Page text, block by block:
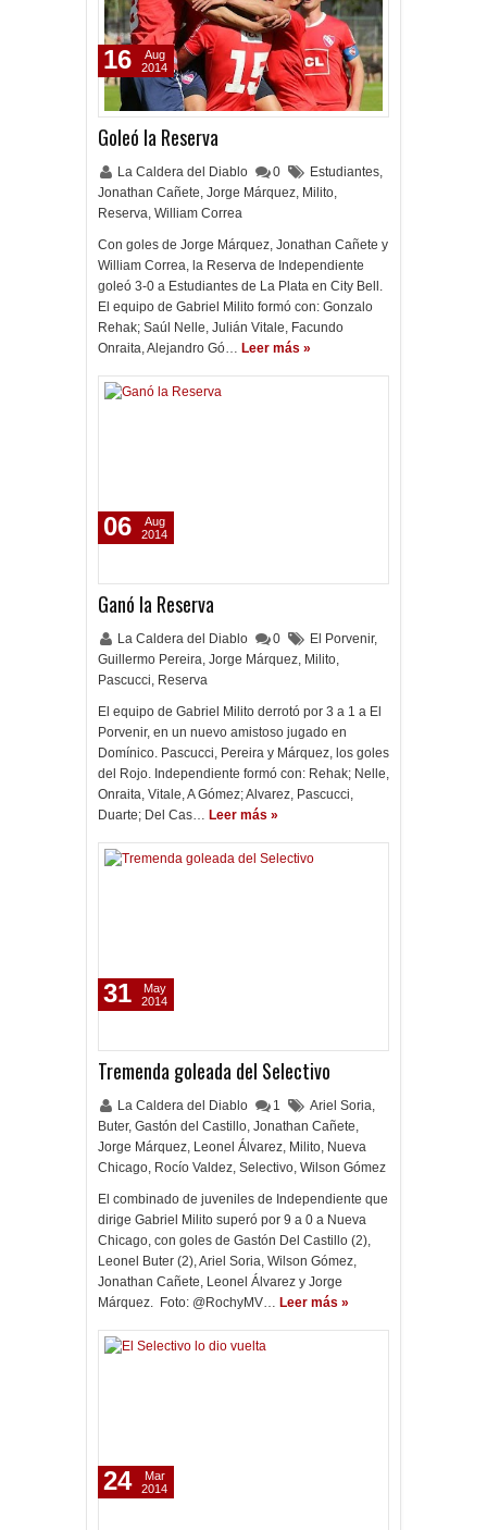
Goleó la Reserva
La Caldera del Diablo 0 Estudiantes,
Jonathan Cañete, Jorge Márquez, Milito,
Reserva, William Correa
Con goles de Jorge Márquez, Jonathan Cañete y
William Correa, la Reserva de Independiente
goleó 3-0 a Estudiantes de La Plata en City Bell.
El equipo de Gabriel Milito formó con: Gonzalo
Rehak; Saúl Nelle, Julián Vitale, Facundo
Onraita, Alejandro Gó… Leer más »
16
Aug
2014
Ganó la Reserva
La Caldera del Diablo 0 El Porvenir,
Guillermo Pereira, Jorge Márquez, Milito,
Pascucci, Reserva
El equipo de Gabriel Milito derrotó por 3 a 1 a El
Porvenir, en un nuevo amistoso jugado en
Domínico. Pascucci, Pereira y Márquez, los goles
del Rojo. Independiente formó con: Rehak; Nelle,
Onraita, Vitale, A Gómez; Alvarez, Pascucci,
Duarte; Del Cas… Leer más »
06
Aug
2014
Tremenda goleada del Selectivo
La Caldera del Diablo 1 Ariel Soria,
Buter, Gastón del Castillo, Jonathan Cañete,
Jorge Márquez, Leonel Álvarez, Milito, Nueva
Chicago, Rocío Valdez, Selectivo, Wilson Gómez
El combinado de juveniles de Independiente que
dirige Gabriel Milito superó por 9 a 0 a Nueva
Chicago, con goles de Gastón Del Castillo (2),
Leonel Buter (2), Ariel Soria, Wilson Gómez,
Jonathan Cañete, Leonel Álvarez y Jorge
Márquez. Foto: @RochyMV… Leer más »
31
May
2014
24
Mar
2014